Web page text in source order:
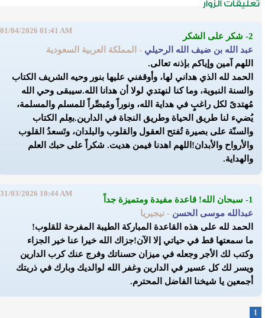
2- شكر على الشكر
عبد الله بن ضيف الله الرحيلي - المملكة العربية السعودية
01/04/2026 01:41 AM
اللهم آمين وإياكم بإذنه تعالى.
الحمد لله الذي هداني لها، وأوقفني عليها بنور وحيه الشريف الكتاب
والسنة النبوية، وما كنا لنهتدي لولا أن هدانا الله.سيبقى وحي الله
مُهتدىً لكل راغبٍ في هداية الله، ونوراً ومُبصِّراً للمسلم والمسلمة،
يُضيء لنا طريق الحياة وطريق النجاة في الدارين.بعِلم الكتاب
والسنّة على بصيرة تُفتح العقول والقلوب والبلدان، وتَسعدُ القلوب
والأرواح والأبدان! اللهم اهدنا فيمن هديت. شكراً على حبك العلم
والهداية.
1- سبحان الله! قاعدة مفيدة ومتميزة جداً
عبدالله موسى الحسن - نيجيريا
31/03/2026 10:44 AM
الحمد لله على هذه القاعدة المباركة الطيبة المفرحة للقلوب!
ما سمعتها قط في حياتي إلا الآن!جزاك الله خيرا عنا خير الجزاء
وكتب لك الأجر وجعله في ميزان حسناتك وفرج عنك كرب الدارين
ويسر لك كل عسير في الدارين وغفر الله لوالديك وبارك في ذريتك
أجمعين يا شيخنا الفاضل المحترم.
1